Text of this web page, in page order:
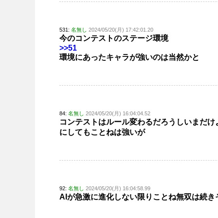
531: 名無し 2024/05/20(月) 17:42:01.20
今のコンテストのステージ環境
>>51
環境にあったキャラが強いのは当然かと
84: 名無し 2024/05/20(月) 16:04:04.52
コンテストはルール変わるだろうしいまだけ
にしてもことねは強いが
92: 名無し 2024/05/20(月) 16:04:58.99
AIが急激に進化しない限りことね無双は続き